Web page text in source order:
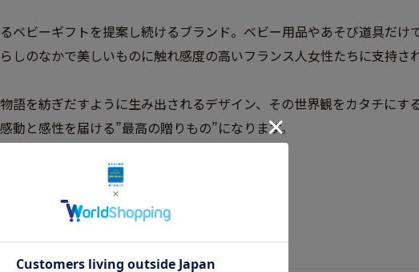
ベビーギフトを提案し続けるブランド。ベビー用品やあそび道具だけ
のなかで美しいものに触れ感度の高いフランス人女性たちに支持され
語を紡ぎだすように生み出されるデザイン、その世界観をカタチにす
と感性を届ける”最高の贈りもの”になります。